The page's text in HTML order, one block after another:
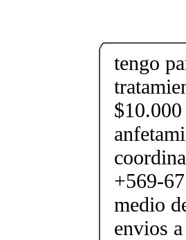
tengo
+569-
medio
envios